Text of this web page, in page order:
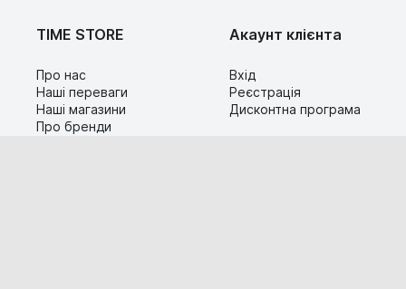
TIME STORE
Про нас
Наші переваги
Наші магазини
Про бренди
Акаунт клієнта
Вхід
Реєстрація
Дисконтна програма